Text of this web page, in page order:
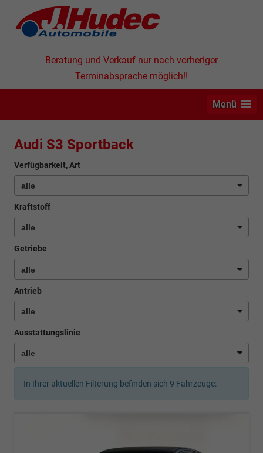
Beratung und Verkauf nur nach vorheriger
Terminabsprache möglich!!
Menü
Audi S3 Sportback
Verfügbarkeit, Art
Kraftstoff
Getriebe
Antrieb
Ausstattungslinie
In Ihrer aktuellen Filterung befinden sich 9 Fahrzeuge: